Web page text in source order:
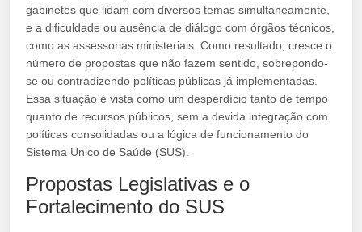
gabinetes que lidam com diversos temas simultaneamente,
e a dificuldade ou ausência de diálogo com órgãos técnicos,
como as assessorias ministeriais. Como resultado, cresce o
número de propostas que não fazem sentido, sobrepondo-
se ou contradizendo políticas públicas já implementadas.
Essa situação é vista como um desperdício tanto de tempo
quanto de recursos públicos, sem a devida integração com
políticas consolidadas ou a lógica de funcionamento do
Sistema Único de Saúde (SUS).
Propostas Legislativas e o
Fortalecimento do SUS